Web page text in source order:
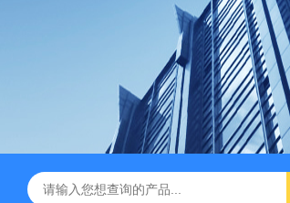
厌氧手套箱YQX-I半自动厌氧培养箱